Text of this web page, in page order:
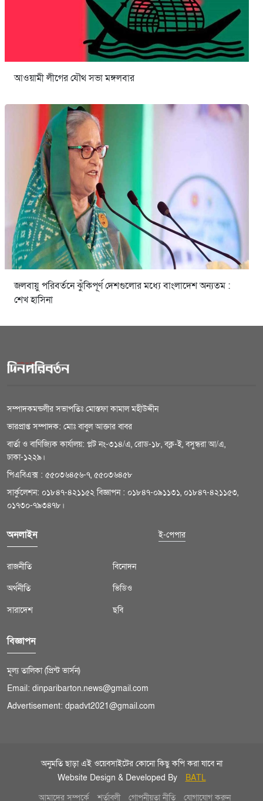
আওয়ামী লীগের যৌথ সভা মঙ্গলবার
জলবায়ু পরিবর্তনে ঝুঁকিপূর্ণ দেশগুলোর মধ্যে বাংলাদেশ অন্যতম :
শেখ হাসিনা
সম্পাদকমন্ডলীর সভাপতিঃ মোস্তফা কামাল মহীউদ্দীন
ভারপ্রাপ্ত সম্পাদক: মোঃ বাবুল আক্তার বাবর
বার্তা ও বাণিজ্যিক কার্যালয়: প্লট নং-৩১৪/এ, রোড-১৮, বক্ল-ই, বসুন্ধরা আ/এ,
ঢাকা-১২২৯।
পিএবিএক্স : ৫৫০৩৬৪৫৬-৭, ৫৫০৩৬৪৫৮
সার্কুলেশন: ০১৮৪৭-৪২১১৫২ বিজ্ঞাপন : ০১৮৪৭-০৯১১৩১, ০১৮৪৭-৪২১১৫৩,
০১৭৩০-৭৯৩৪৭৮।
অনলাইন ই-পেপার
রাজনীতি
অর্থনীতি
সারাদেশ
বিনোদন
ভিডিও
ছবি
বিজ্ঞাপন
মূল্য তালিকা (প্রিন্ট ভার্সন)
Email: dinparibarton.news@gmail.com
Advertisement: dpadvt2021@gmail.com
অনুমতি ছাড়া এই ওয়েবসাইটের কোনো কিছু কপি করা যাবে না
Website Design & Developed By
BATL
আমাদের সম্পর্কে
শর্তাবলী গোপনীয়তা নীতি যোগাযোগ করুন